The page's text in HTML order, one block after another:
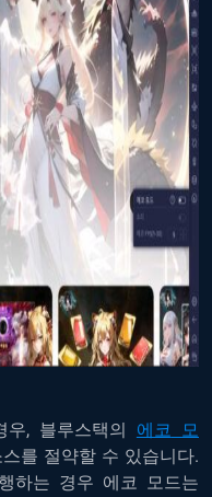
우, 블루스택의 에코 모
를 절약할 수 있습니다.
하는 경우 에코 모드는